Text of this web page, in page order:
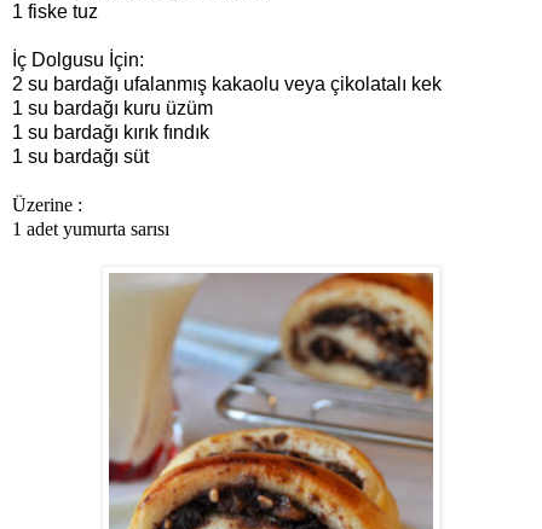
1 fiske tuz
İç Dolgusu İçin:
2 su bardağı ufalanmış kakaolu veya çikolatalı kek
1 su bardağı kuru üzüm
1 su bardağı kırık fındık
1 su bardağı süt
Üzerine :
1 adet yumurta sarısı